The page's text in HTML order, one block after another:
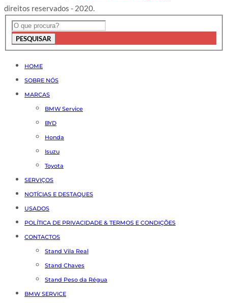
direitos reservados - 2020.
PESQUISAR
HOME
SOBRE NÓS
MARCAS
BMW Service
BYD
Honda
Isuzu
Toyota
SERVIÇOS
NOTÍCIAS E DESTAQUES
USADOS
POLÍTICA DE PRIVACIDADE & TERMOS E CONDIÇÕES
CONTACTOS
Stand Vila Real
Stand Chaves
Stand Peso da Régua
BMW SERVICE